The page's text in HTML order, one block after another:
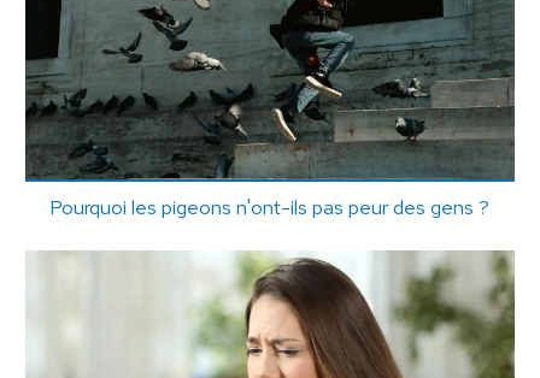
Pourquoi les pigeons n'ont-ils pas peur des gens ?